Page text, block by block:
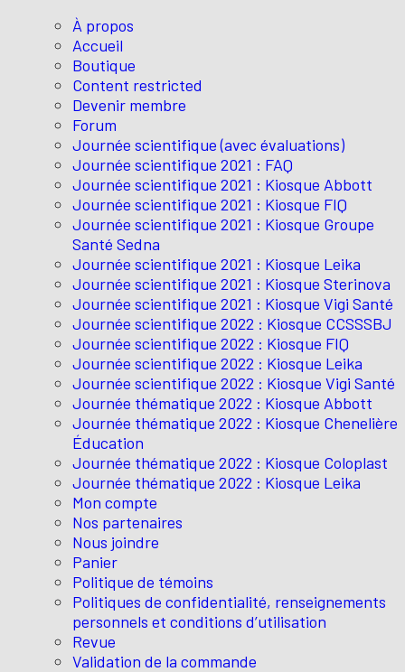
À propos
Accueil
Boutique
Content restricted
Devenir membre
Forum
Journée scientifique (avec évaluations)
Journée scientifique 2021 : FAQ
Journée scientifique 2021 : Kiosque Abbott
Journée scientifique 2021 : Kiosque FIQ
Journée scientifique 2021 : Kiosque Groupe
Santé Sedna
Journée scientifique 2021 : Kiosque Leika
Journée scientifique 2021 : Kiosque Sterinova
Journée scientifique 2021 : Kiosque Vigi Santé
Journée scientifique 2022 : Kiosque CCSSSBJ
Journée scientifique 2022 : Kiosque FIQ
Journée scientifique 2022 : Kiosque Leika
Journée scientifique 2022 : Kiosque Vigi Santé
Journée thématique 2022 : Kiosque Abbott
Journée thématique 2022 : Kiosque Chenelière
Éducation
Journée thématique 2022 : Kiosque Coloplast
Journée thématique 2022 : Kiosque Leika
Mon compte
Nos partenaires
Nous joindre
Panier
Politique de témoins
Politiques de confidentialité, renseignements
personnels et conditions d’utilisation
Revue
Validation de la commande